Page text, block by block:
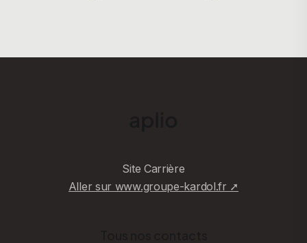
Site Carrière
Aller sur www.groupe-kardol.fr ➚